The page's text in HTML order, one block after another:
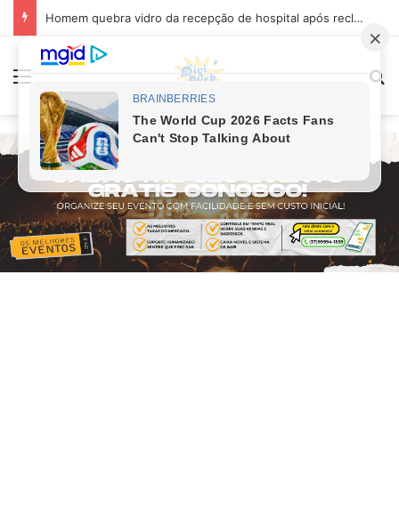
Homem quebra vidro da recepção de hospital após reclamar de atendimento em Itaúna
Menu